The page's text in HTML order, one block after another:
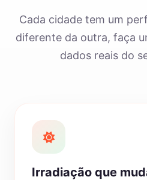
Cada cidade tem um
diferente da outra, faça
dados reais do
Irradiação que